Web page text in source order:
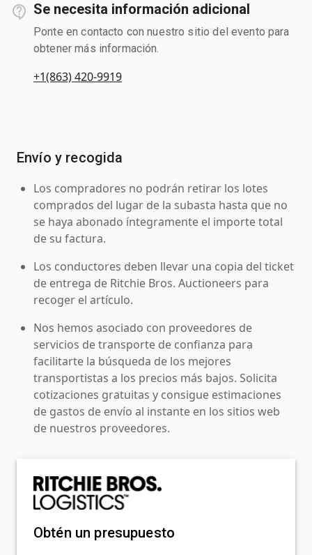
Se necesita información adicional
Ponte en contacto con nuestro sitio del evento para
obtener más información.
+1(863) 420-9919
Envío y recogida
Los compradores no podrán retirar los lotes
comprados del lugar de la subasta hasta que no
se haya abonado íntegramente el importe total
de su factura.
Los conductores deben llevar una copia del ticket
de entrega de Ritchie Bros. Auctioneers para
recoger el artículo.
Nos hemos asociado con proveedores de
servicios de transporte de confianza para
facilitarte la búsqueda de los mejores
transportistas a los precios más bajos. Solicita
cotizaciones gratuitas y consigue estimaciones
de gastos de envío al instante en los sitios web
de nuestros proveedores.
Obtén un presupuesto